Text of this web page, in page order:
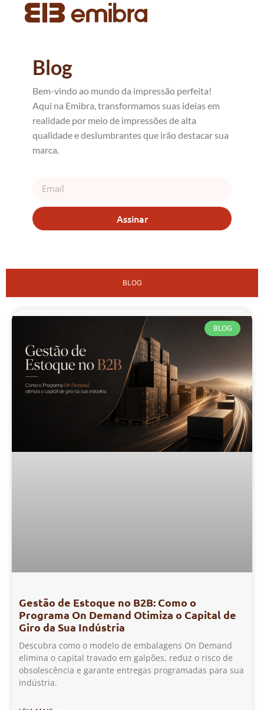
Blog
Bem-vindo ao mundo da impressão perfeita!
Aqui na Emibra, transformamos suas ideias em
realidade por meio de impressões de alta
qualidade e deslumbrantes que irão destacar sua
marca.
Assinar
BLOG
BLOG
Gestão de Estoque no B2B: Como o
Programa On Demand Otimiza o Capital de
Giro da Sua Indústria
Descubra como o modelo de embalagens On Demand
elimina o capital travado em galpões, reduz o risco de
obsolescência e garante entregas programadas para sua
indústria.